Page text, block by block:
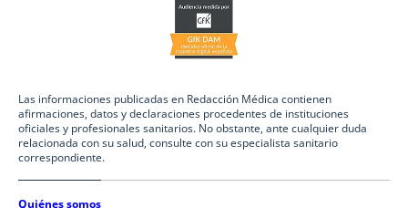
Las informaciones publicadas en Redacción Médica contienen
afirmaciones, datos y declaraciones procedentes de instituciones
oficiales y profesionales sanitarios. No obstante, ante cualquier duda
relacionada con su salud, consulte con su especialista sanitario
correspondiente.
Quiénes somos